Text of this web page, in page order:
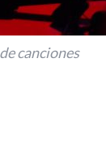
canciones